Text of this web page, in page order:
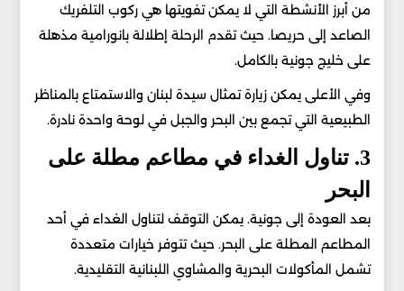
من أبرز الأنشطة التي لا يمكن تفويتها هي ركوب التلفريك
الصاعد إلى حريصا. حيث تقدم الرحلة إطلالة بانورامية مذهلة
على خليج جونية بالكامل.
وفي الأعلى يمكن زيارة تمثال سيدة لبنان والاستمتاع بالمناظر
الطبيعية التي تجمع بين البحر والجبل في لوحة واحدة نادرة.
3. تناول الغداء في مطاعم مطلة على
البحر
بعد العودة إلى جونية. يمكن التوقف لتناول الغداء في أحد
المطاعم المطلة على البحر. حيث تتوفر خيارات متعددة
تشمل المأكولات البحرية والمشاوي اللبنانية التقليدية.